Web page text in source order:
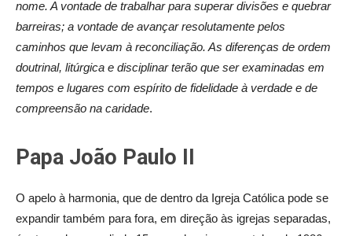
nome. A vontade de trabalhar para superar divisões e quebrar
barreiras; a vontade de avançar resolutamente pelos
caminhos que levam à reconciliação. As diferenças de ordem
doutrinal, litúrgica e disciplinar terão que ser examinadas em
tempos e lugares com espírito de fidelidade à verdade e de
compreensão na caridade.
Papa João Paulo II
O apelo à harmonia, que de dentro da Igreja Católica pode se
expandir também para fora, em direção às igrejas separadas,